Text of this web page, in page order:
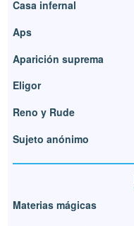
Casa infernal
Aps
Aparición suprema
Eligor
Reno y Rude
Sujeto anónimo
Materias mágicas